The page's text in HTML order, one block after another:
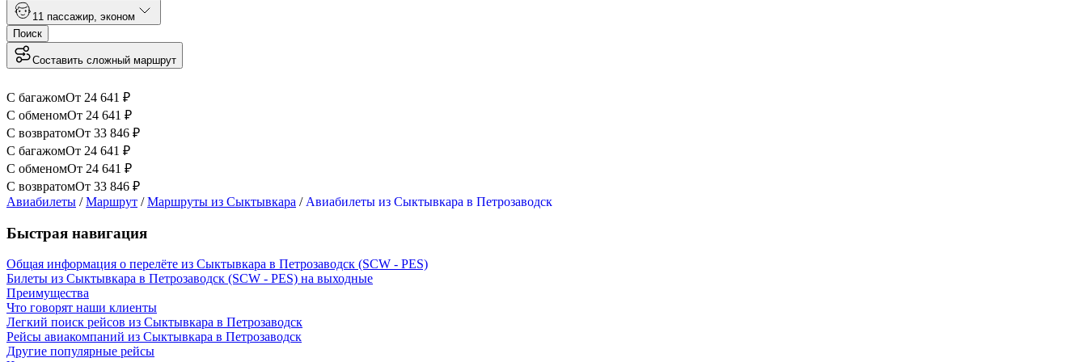
1 1 пассажир эконом
Поиск
Составить сложный маршрут
С багажомОт 24 641 ₽
С обменомОт 24 641 ₽
С возвратомОт 33 846 ₽
С багажомОт 24 641 ₽
С обменомОт 24 641 ₽
С возвратомОт 33 846 ₽
Авиабилеты /Маршрут /Маршруты из Сыктывкара / Авиабилеты из Сыктывкара в Петрозаводск
Быстрая навигация
Общая информация о перелёте из Сыктывкара в Петрозаводск (SCW - PES)
Билеты из Сыктывкара в Петрозаводск (SCW - PES) на выходные
Преимущества
Что говорят наши клиенты
Легкий поиск рейсов из Сыктывкара в Петрозаводск
Рейсы авиакомпаний из Сыктывкара в Петрозаводск
Другие популярные рейсы